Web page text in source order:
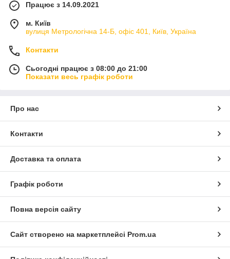
Працює з 14.09.2021
м. Київ
вулиця Метрологічна 14-Б, офіс 401, Київ, Україна
Контакти
Сьогодні працює з 08:00 до 21:00
Показати весь графік роботи
Про нас
Контакти
Доставка та оплата
Графік роботи
Повна версія сайту
Сайт створено на маркетплейсі Prom.ua